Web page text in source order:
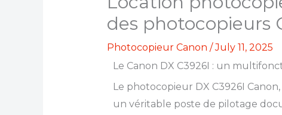
des photocopieurs
Photocopieur Canon /July 11, 2025
Le Canon DX C3926I : un
Le photocopieur DX C3926I
un véritable poste de pilotage